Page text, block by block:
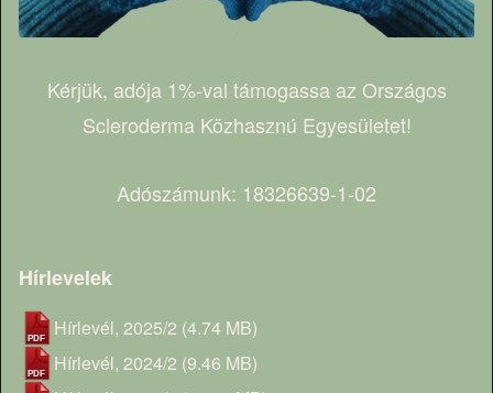
Kérjük, adója 1%-val támogassa az Országos
Scleroderma Közhasznú Egyesületet!
Adószámunk: 18326639-1-02
Hírlevelek
Hírlevél, 2025/2 (4.74 MB)
Hírlevél, 2024/2 (9.46 MB)